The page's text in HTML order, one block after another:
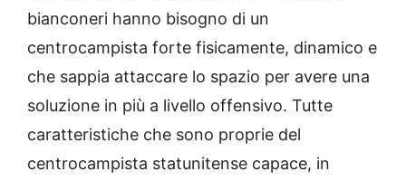
bianconeri hanno bisogno di un
centrocampista forte fisicamente, dinamico e
che sappia attaccare lo spazio per avere una
soluzione in più a livello offensivo. Tutte
caratteristiche che sono proprie del
centrocampista statunitense capace, in